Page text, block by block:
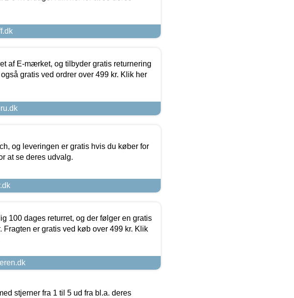
af E-mærket, og tilbyder gratis returnering
gratis ved ordrer over 499 kr. Klik her
og leveringen er gratis hvis du køber for
at se deres udvalg.
100 dages returret, og der følger en gratis
Fragten er gratis ved køb over 499 kr. Klik
stjerner fra 1 til 5 ud fra bl.a. deres